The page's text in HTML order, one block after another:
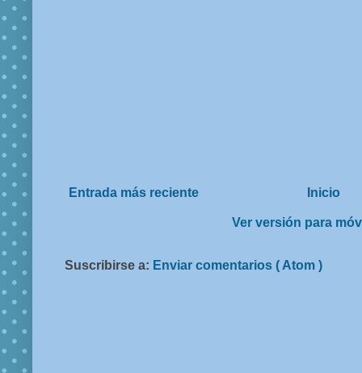
Entrada más reciente Inicio
Ver versión para
Suscribirse a: Enviar comentarios ( Atom )